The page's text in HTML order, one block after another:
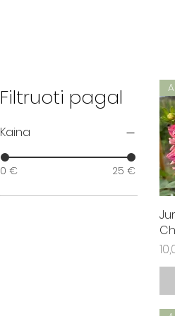
Filtruoti pagal
Kaina
0 € 25 €